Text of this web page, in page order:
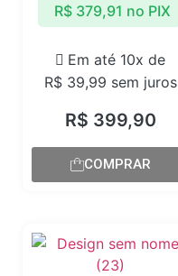
R$ 399,90
Em até 10x de
R$39,99 sem juros
R$379,91 no PIX
COMPRAR